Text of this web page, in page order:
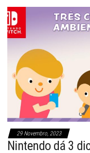
29 Novembro, 2023
Nintendo dá 3